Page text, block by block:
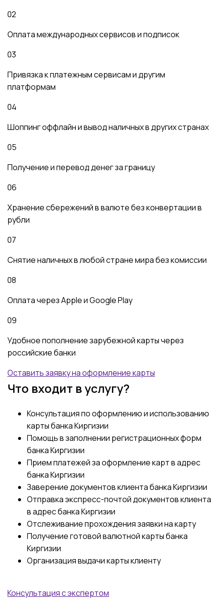
02
Оплата международных сервисов и подписок
03
Привязка к платежным сервисам и другим
платформам
04
Шоппинг оффлайн и вывод наличных в других странах
05
Получение и перевод денег за границу
06
Хранение сбережений в валюте без конвертации в
рубли
07
Снятие наличных в любой стране мира без комиссии
08
Оплата через Apple и Google Play
09
Удобное пополнение зарубежной карты через
российские банки
Оставить заявку на оформление карты
Что входит в услугу?
Консультация по оформлению и использованию
карты банка Киргизии
Помощь в заполнении регистрационных форм
банка Киргизии
Прием платежей за оформление карт в адрес
банка Киргизии
Заверение документов клиента банка Киргизии
Отправка экспресс-почтой документов клиента
в адрес банка Киргизии
Отслеживание прохождения заявки на карту
Получение готовой валютной карты банка
Киргизии
Организация выдачи карты клиенту
Консультация с экспертом